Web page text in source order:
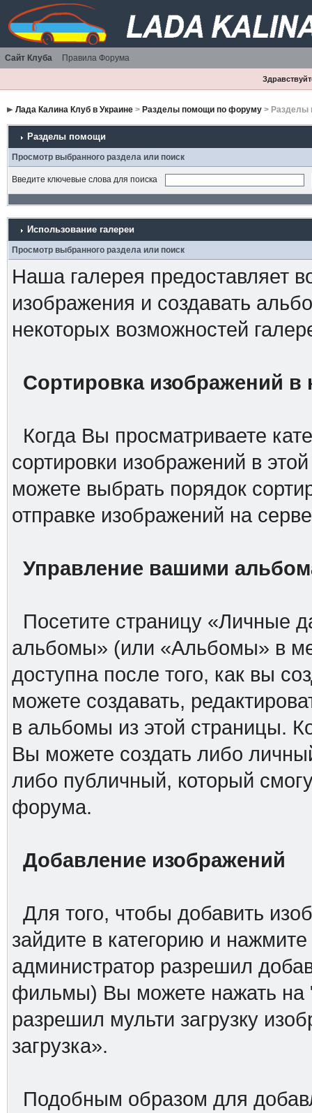
Сайт Клуба Правила Форума
Лада Калина Клуб в Украине> Разделы помощи по форуму> Разделы
Разделы помощи
Просмотр выбранного раздела или поиск
Введите ключевые слова для поиска
Использование галереи
Просмотр выбранного раздела или поиск
Наша галерея предоставляет
изображения и создавать
некоторых возможностей
Сортировка изображений в
Когда Вы просматриваете
сортировки изображений в
можете выбрать порядок
отправке изображений на
Управление вашими
Посетите страницу «Личные
альбомы» (или «Альбомы» в
доступна после того, как вы
можете создавать,
в альбомы из этой страницы.
Вы можете создать либо
либо публичный, который
форума.
Добавление изображений
Для того, чтобы добавить
зайдите в категорию и
администратор разрешил
фильмы) Вы можете нажать на
разрешил мульти загрузку
загрузка».
Подобным образом для